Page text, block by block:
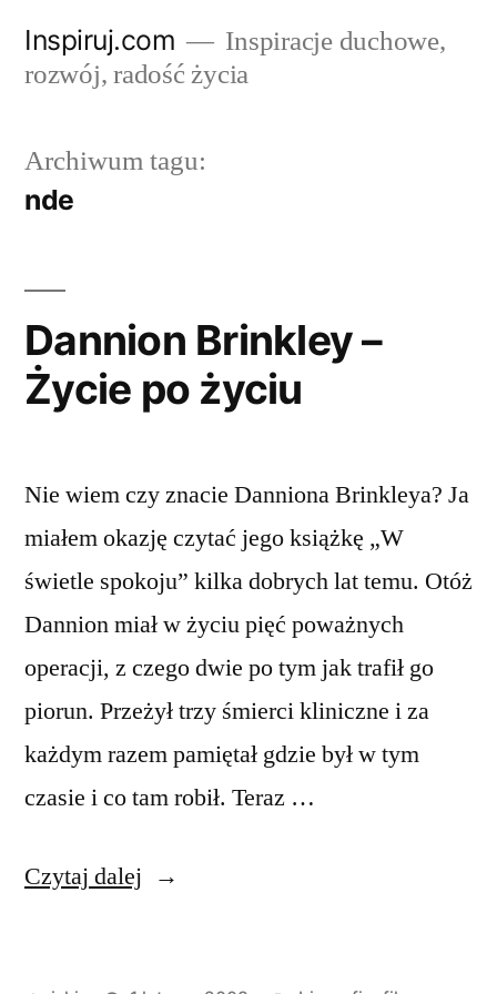
Inspiruj.com
Inspiracje duchowe,
rozwój, radość życia
Archiwum tagu:
nde
Dannion Brinkley –
Życie po życiu
Nie wiem czy znacie Danniona Brinkleya? Ja
miałem okazję czytać jego książkę „W
świetle spokoju” kilka dobrych lat temu. Otóż
Dannion miał w życiu pięć poważnych
operacji, z czego dwie po tym jak trafił go
piorun. Przeżył trzy śmierci kliniczne i za
każdym razem pamiętał gdzie był w tym
czasie i co tam robił. Teraz …
Czytaj dalej „Dannion